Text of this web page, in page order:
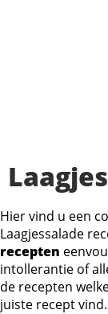
Hier vind u een
Laagjessalade
recepten
intollerantie of
de recepten
juiste recept vind.